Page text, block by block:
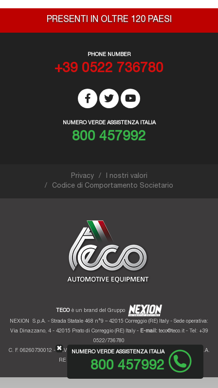
PRESENTI IN OLTRE 120 PAESI
PHONE NUMBER
+39 0522 736780
NUMERO VERDE ASSISTENZA ITALIA
800 457992
Privacy
I nostri valori
Codice di Comportamento Societario
TECO è un brand del Gruppo
NEXION
S.p.A. - Strada Statale 468 n°9 – 42015 Correggio (RE) Italy - Sede operativa:
Via Dinazzano, 4 - 42015 Prato di Correggio (RE) Italy - E-mail: teco@teco.it- Tel: +39
0522/736780
C. F. 06260730012 - P. IVA 01700320359 - Registro imprese RE 06260730012 - R.E.A.
RE 207099 - Cap. Soc. Euro 10.000.000 i.v.
✖ NUMERO VERDE ASSISTENZA ITALIA
800 457992